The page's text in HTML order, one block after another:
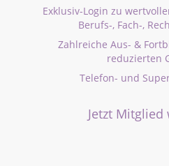
Exklusiv-Login zu
Berufs-, Fach-,
Zahlreiche Aus- &
reduzierten
Telefon- und
Jetzt Mitglied